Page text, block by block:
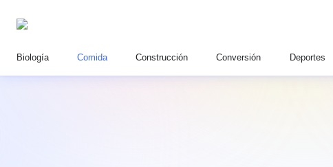
Biología Comida Construcción Conversión Deportes